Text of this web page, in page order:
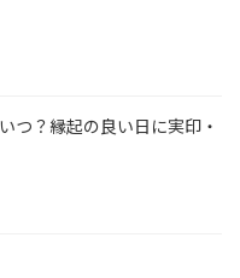
つ？縁起の良い日に実印・